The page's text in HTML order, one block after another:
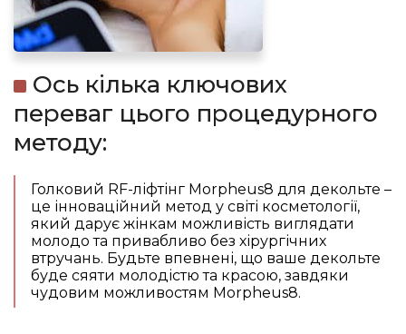
Ось кілька ключових
переваг цього процедурного
методу:
Голковий RF-ліфтінг Morpheus8 для декольте –
це інноваційний метод у світі косметології,
який дарує жінкам можливість виглядати
молодо та привабливо без хірургічних
втручань. Будьте впевнені, що ваше декольте
буде сяяти молодістю та красою, завдяки
чудовим можливостям Morpheus8.